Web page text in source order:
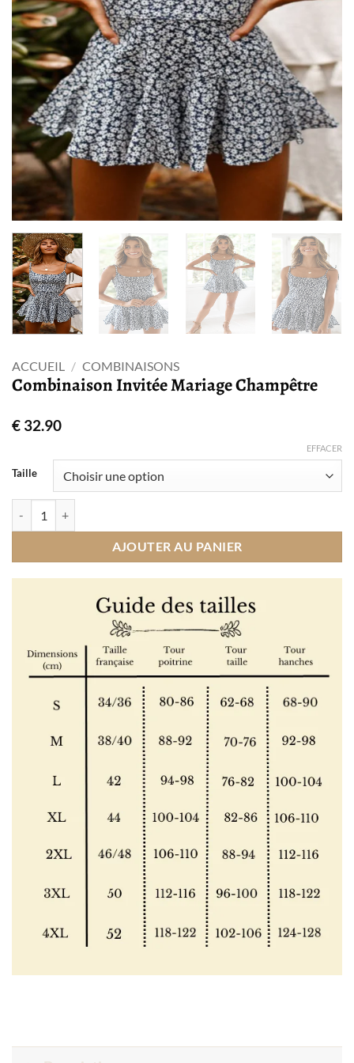
ACCUEIL / COMBINAISONS
Combinaison Invitée Mariage Champêtre
€ 32.90
Taille
EFFACER
AJOUTER AU PANIER